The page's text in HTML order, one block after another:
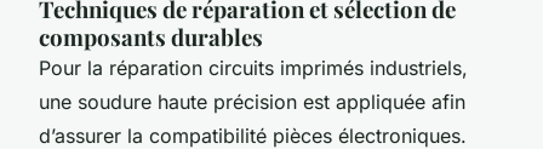
Techniques de réparation et sélection de
composants durables
Pour la réparation circuits imprimés industriels,
une soudure haute précision est appliquée afin
d’assurer la compatibilité pièces électroniques.